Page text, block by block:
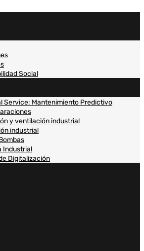
Social
Service: Mantenimiento Predictivo
y ventilación industrial
industrial
Industrial
Digitalización